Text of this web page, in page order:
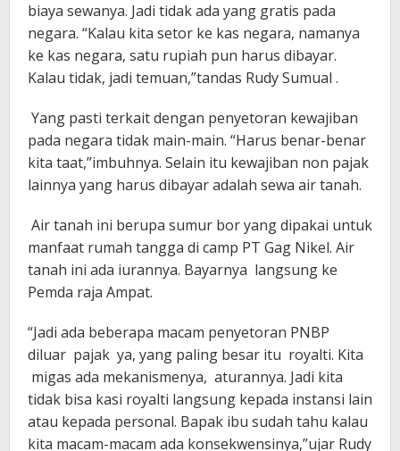
biaya sewanya. Jadi tidak ada yang gratis pada
negara. “Kalau kita setor ke kas negara, namanya
ke kas negara, satu rupiah pun harus dibayar.
Kalau tidak, jadi temuan,”tandas Rudy Sumual .
Yang pasti terkait dengan penyetoran kewajiban
pada negara tidak main-main. “Harus benar-benar
kita taat,”imbuhnya. Selain itu kewajiban non pajak
lainnya yang harus dibayar adalah sewa air tanah.
Air tanah ini berupa sumur bor yang dipakai untuk
manfaat rumah tangga di camp PT Gag Nikel. Air
tanah ini ada iurannya. Bayarnya langsung ke
Pemda raja Ampat.
“Jadi ada beberapa macam penyetoran PNBP
diluar pajak ya, yang paling besar itu royalti. Kita
migas ada mekanismenya, aturannya. Jadi kita
tidak bisa kasi royalti langsung kepada instansi lain
atau kepada personal. Bapak ibu sudah tahu kalau
kita macam-macam ada konsekwensinya,”ujar Rudy